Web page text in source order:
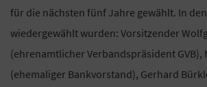
für die nächsten fünf Jahre gewählt. In
wiedergewählt wurden: Vorsitzender
(ehrenamtlicher Verbandspräsident GVB),
(ehemaliger Bankvorstand), Gerhard